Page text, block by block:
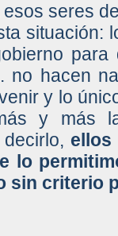
seres
situación:
no hacen
y lo
y más
ellos
lo
sin criterio